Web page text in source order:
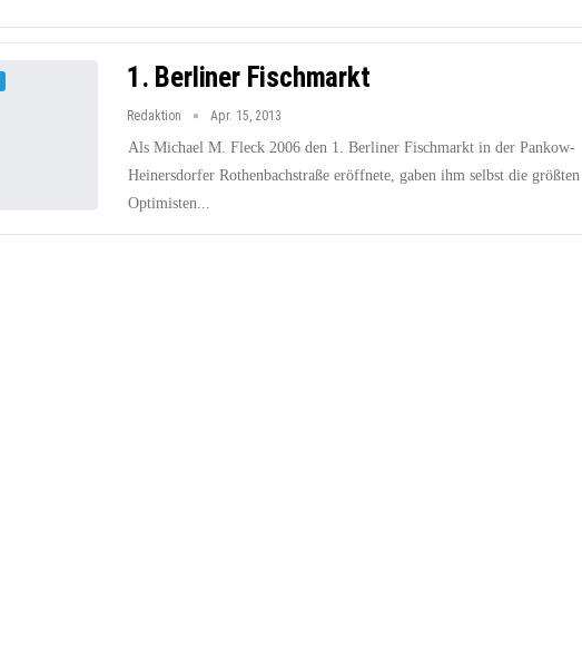
1. Berliner Fischmarkt
Redaktion Apr. 15, 2013
Als Michael M. Fleck 2006 den 1. Berliner Fischmarkt in der Pankow-
Heinersdorfer Rothenbachstraße eröffnete, gaben ihm selbst die größten
Optimisten...